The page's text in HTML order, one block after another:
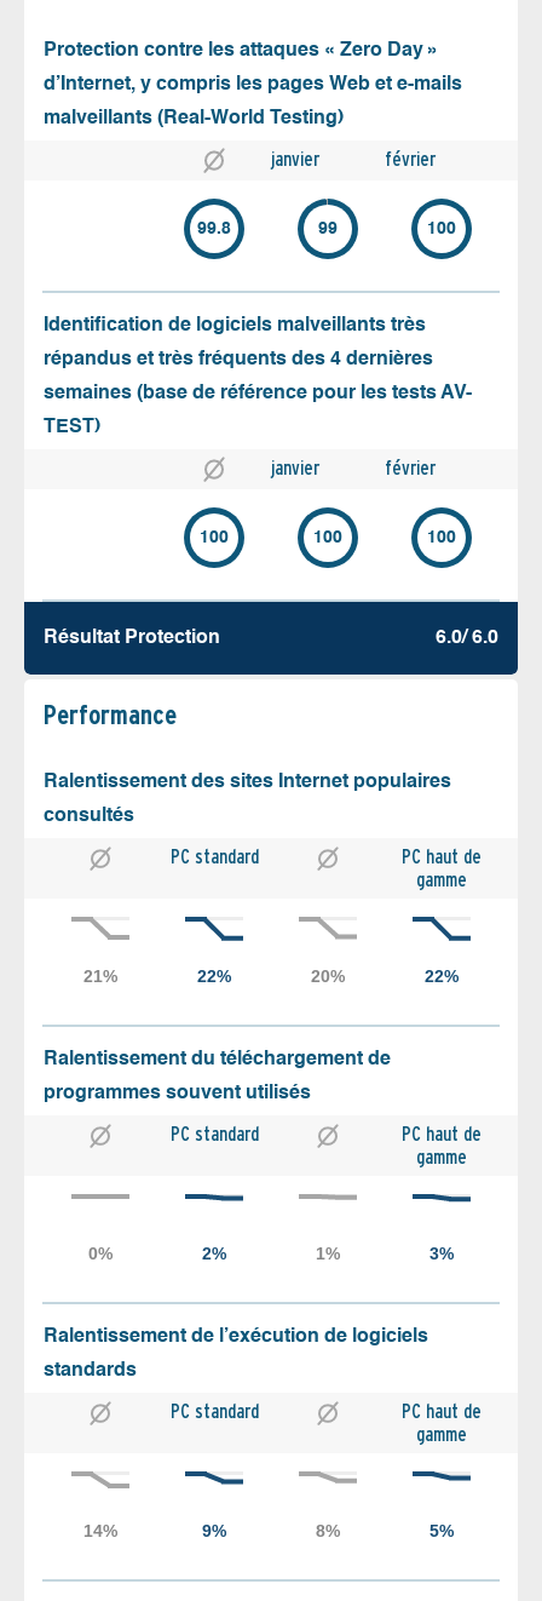
Protection contre les attaques « Zero Day »
d’Internet, y compris les pages Web et e-mails
malveillants (Real-World Testing)
janvier février
99.8 99 100
Identification de logiciels malveillants très
répandus et très fréquents des 4 dernières
semaines (base de référence pour les tests AV-
TEST)
janvier février
100 100 100
Résultat Protection 6.0/ 6.0
Performance
Ralentissement des sites Internet populaires
consultés
PC standard
PC haut de
gamme
Ralentissement du téléchargement de
programmes souvent utilisés
PC standard
PC haut de
gamme
Ralentissement de l’exécution de logiciels
standards
PC standard
PC haut de
gamme